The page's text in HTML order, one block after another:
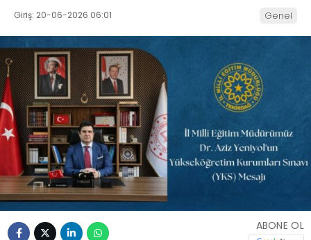
Giriş: 20-06-2026 06:01 Genel
ABONE OL